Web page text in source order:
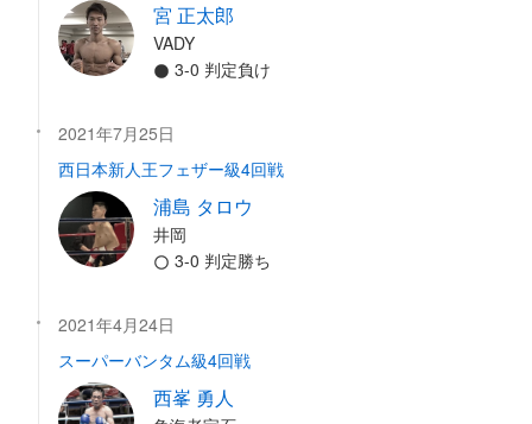
宮 正太郎
VADY
3-0 判定負け
2021年7月25日
西日本新人王フェザー級4回戦
浦島 タロウ
井岡
3-0 判定勝ち
2021年4月24日
スーパーバンタム級4回戦
西峯 勇人